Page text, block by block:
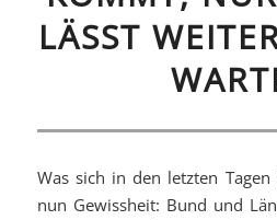
LÄSST
Was sich in den letzten
nun Gewissheit: Bund und